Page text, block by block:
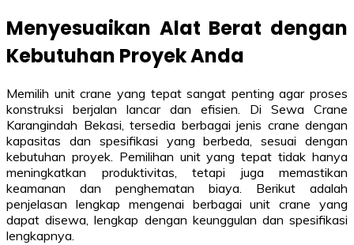
Menyesuaikan Alat Berat dengan
Kebutuhan Proyek Anda
Memilih unit crane yang tepat sangat penting agar proses
konstruksi berjalan lancar dan efisien. Di Sewa Crane
Karangindah Bekasi, tersedia berbagai jenis crane dengan
kapasitas dan spesifikasi yang berbeda, sesuai dengan
kebutuhan proyek. Pemilihan unit yang tepat tidak hanya
meningkatkan produktivitas, tetapi juga memastikan
keamanan dan penghematan biaya. Berikut adalah
penjelasan lengkap mengenai berbagai unit crane yang
dapat disewa, lengkap dengan keunggulan dan spesifikasi
lengkapnya.